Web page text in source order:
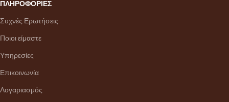
ΠΛΗΡΟΦΟΡΙΕΣ
Συχνές Ερωτήσεις
Ποιοι είμαστε
Υπηρεσίες
Επικοινωνία
Λογαριασμός